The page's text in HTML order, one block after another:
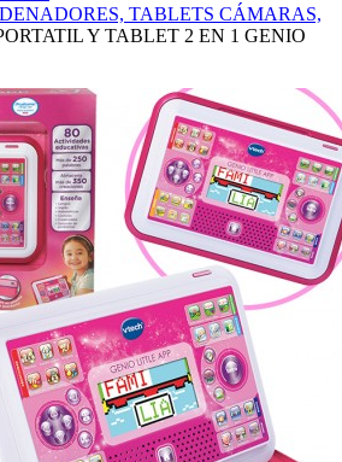
TABLETS CÁMARAS,
Y TABLET 2 EN 1 GENIO